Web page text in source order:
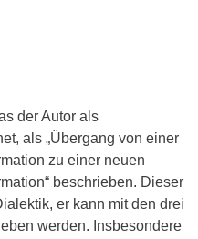
der Autor als
als „Übergang von einer
zu einer neuen
beschrieben. Dieser
er kann mit den drei
werden. Insbesondere